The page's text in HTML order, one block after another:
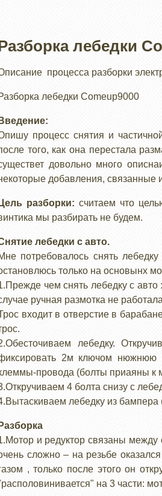
лебедки
процесса разборки
лебедки Comeup9000
Введение:
процесс снятия и
того, как она перестала
довольно много
добавления,
Цель разборки:считаем что
мы разбирать не будем.
лебедки с авто.
потребовалось снять
только на основынх
чем снять лебедку с
ручная размотка не
входит в отверстие в
лебедку.
2м ключом нюжнюю
провода (болты приаяны к
4 болта снизу с
лебедку из бампера
Разборка
и редуктор связаны между
сложно – на резьбе
, только после этого он
на 3 части: